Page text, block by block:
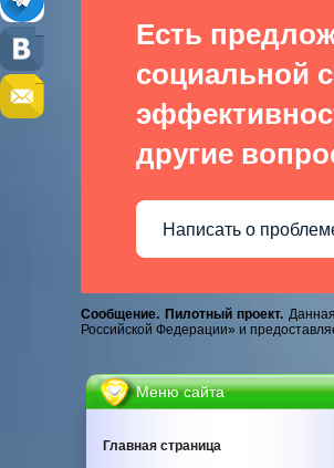
Есть
социальной
другие
Написать о
Сообщение. Пилотный проект.
Российской Федерации» и
Меню сайта
Главная страница